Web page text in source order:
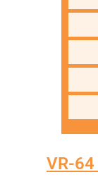
VR-